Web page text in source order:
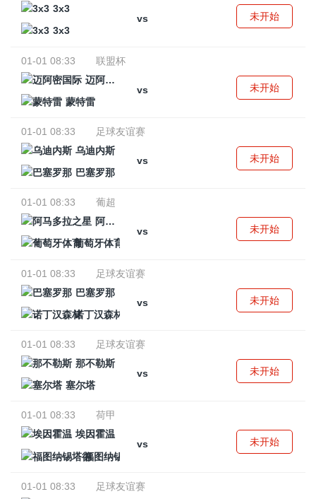
3x3
vs
3x3
未开始
01-01 08:33
联盟杯
迈阿密国际
vs
蒙特雷
未开始
01-01 08:33
足球友谊赛
乌迪内斯
vs
巴塞罗那
未开始
01-01 08:33
葡超
阿马多拉之星
vs
葡萄牙体育
未开始
01-01 08:33
足球友谊赛
巴塞罗那
vs
诺丁汉森林
未开始
01-01 08:33
足球友谊赛
那不勒斯
vs
塞尔塔
未开始
01-01 08:33
荷甲
埃因霍温
vs
福图纳锡塔德
未开始
01-01 08:33
足球友谊赛